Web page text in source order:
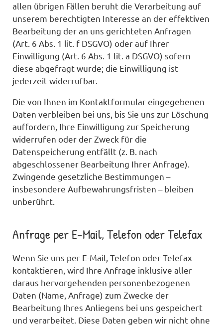
allen übrigen Fällen beruht die Verarbeitung auf
unserem berechtigten Interesse an der effektiven
Bearbeitung der an uns gerichteten Anfragen
(Art. 6 Abs. 1 lit. f DSGVO) oder auf Ihrer
Einwilligung (Art. 6 Abs. 1 lit. a DSGVO) sofern
diese abgefragt wurde; die Einwilligung ist
jederzeit widerrufbar.
Die von Ihnen im Kontaktformular eingegebenen
Daten verbleiben bei uns, bis Sie uns zur Löschung
auffordern, Ihre Einwilligung zur Speicherung
widerrufen oder der Zweck für die
Datenspeicherung entfällt (z. B. nach
abgeschlossener Bearbeitung Ihrer Anfrage).
Zwingende gesetzliche Bestimmungen –
insbesondere Aufbewahrungsfristen – bleiben
unberührt.
Anfrage per E-Mail, Telefon oder Telefax
Wenn Sie uns per E-Mail, Telefon oder Telefax
kontaktieren, wird Ihre Anfrage inklusive aller
daraus hervorgehenden personenbezogenen
Daten (Name, Anfrage) zum Zwecke der
Bearbeitung Ihres Anliegens bei uns gespeichert
und verarbeitet. Diese Daten geben wir nicht ohne